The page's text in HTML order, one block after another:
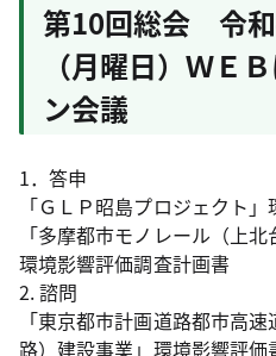
第10回総会 令
（月曜日）ＷＥ
ン会議
1．答申
「ＧＬＰ昭島プロジェクト
「多摩都市モノレール（上
環境影響評価調査計画書
2. 諮問
「東京都市計画道路都市高
路）建設事業」環境影響評価